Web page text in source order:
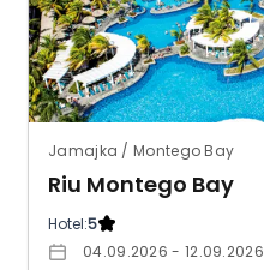
Jamajka / Montego Bay
Riu Montego Bay
Hotel:5
04.09.2026 - 12.09.2026